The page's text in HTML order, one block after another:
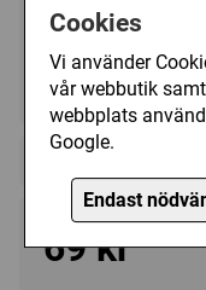
Cookies
Vi använder
vår webbutik
webbplats
Google.
Endast
69 kr